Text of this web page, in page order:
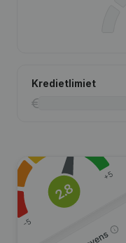
Kredietlimiet